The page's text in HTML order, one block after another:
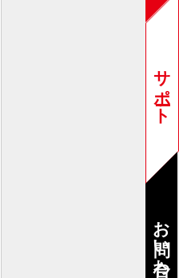
サポート
お問い合わせ